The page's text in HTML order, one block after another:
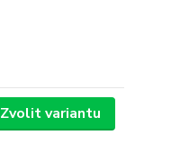
Zvolit variantu